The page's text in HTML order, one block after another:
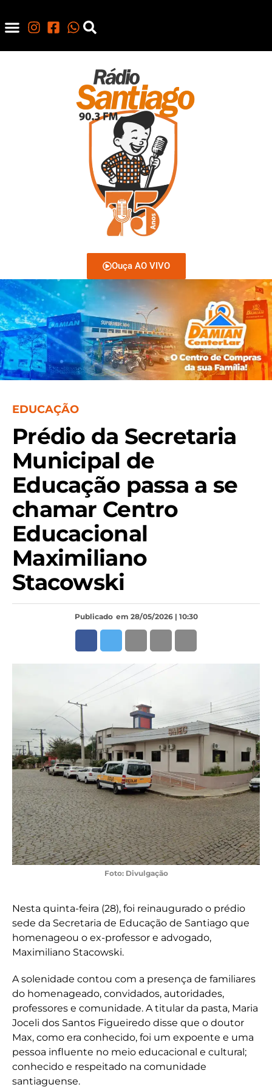
Ouça AO VIVO
EDUCAÇÃO
Prédio da Secretaria
Municipal de
Educação passa a se
chamar Centro
Educacional
Maximiliano
Stacowski
Publicado em 28/05/2026 | 10:30
Foto: Divulgação
Nesta quinta-feira (28), foi reinaugurado o prédio
sede da Secretaria de Educação de Santiago que
homenageou o ex-professor e advogado,
Maximiliano Stacowski.
A solenidade contou com a presença de familiares
do homenageado, convidados, autoridades,
professores e comunidade. A titular da pasta, Maria
Joceli dos Santos Figueiredo disse que o doutor
Max, como era conhecido, foi um expoente e uma
pessoa influente no meio educacional e cultural;
conhecido e respeitado na comunidade
santiaguense.